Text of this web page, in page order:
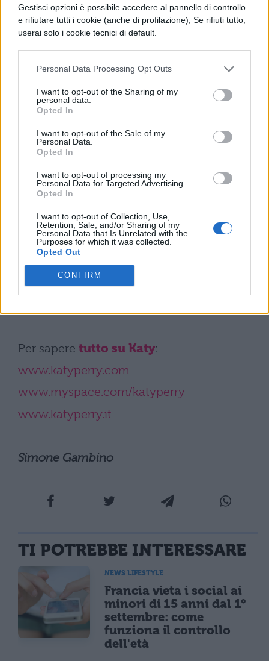
Gestisci opzioni è possibile accedere al pannello di controllo
e rifiutare tutti i cookie (anche di profilazione); Se rifiuti tutto,
userai solo i cookie tecnici di default.
Personal Data Processing Opt Outs
I want to opt-out of the Sharing of my
personal data.
Opted In
I want to opt-out of the Sale of my
Personal Data.
Opted In
I want to opt-out of processing my
Personal Data for Targeted Advertising.
Opted In
I want to opt-out of Collection, Use,
Retention, Sale, and/or Sharing of my
Personal Data that Is Unrelated with the
Purposes for which it was collected.
Opted Out
CONFIRM
Katy sarà una delle grandi protagoniste ai
prossimi“Mtv Video Music Awards”:
candidata comeBest New Artist
Female Video, sarà anche una delle
performer durante lo spettacolo. Canterà “I
Kissed A Girl” e non è da escludere un
clamoroso “omaggio” a Madonna: da giorni
si vocifera infatti di un possibile bacio
saffico, durante la canzone, con Lindsay
Lohan, che richiamerebbe alla mente
quello famosissimo scambiato proprio da
Madonna con Britney Spears e Christina
Aguilera. Chissà cosa ne pensa
Travis
McCoy, frontman deiGym Class Heroes
attuale compagno della birichina Perry…
video di“I Kissed A Girl”:
Per sapere tutto su Katy:
www.katyperry.com
www.myspace.com/katyperry
www.katyperry.it
Simone Gambino
TI POTREBBE INTERESSARE
NEWS LIFESTYLE
Francia vieta i social ai
minori di 15 anni dal 1°
settembre: come
funziona il controllo
dell'età